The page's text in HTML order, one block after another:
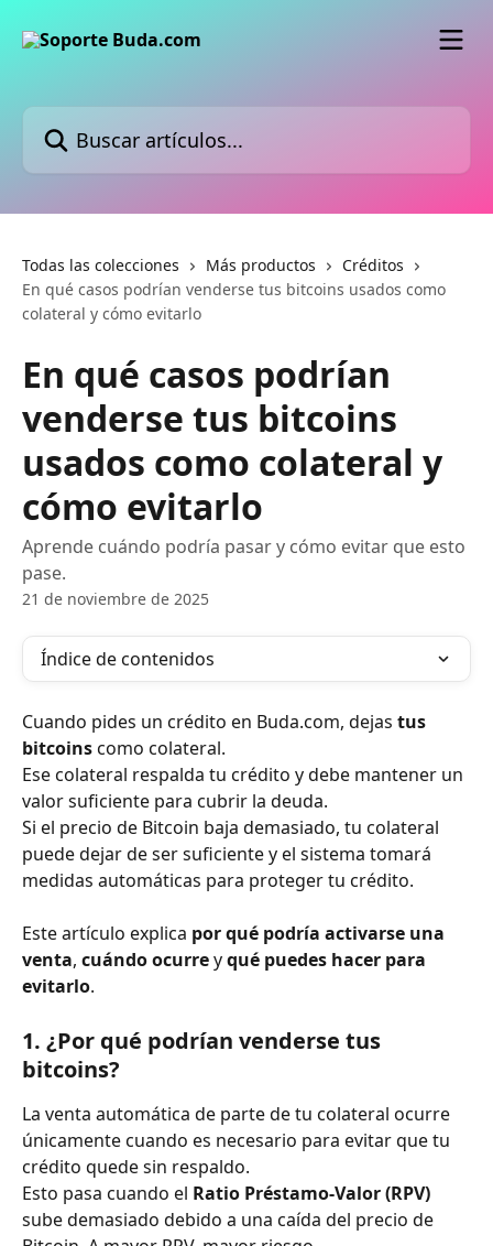
Buscar artículos...
Todas las colecciones Más productos
Créditos
En qué casos podrían venderse tus bitcoins usados como
colateral y cómo evitarlo
En qué casos podrían
venderse tus bitcoins
usados como colateral y
cómo evitarlo
Aprende cuándo podría pasar y cómo evitar que esto
pase.
21 de noviembre de 2025
Índice de contenidos
Cuando pides un crédito en Buda.com, dejas tus
bitcoins como colateral.
Ese colateral respalda tu crédito y debe mantener un
valor suficiente para cubrir la deuda.
Si el precio de Bitcoin baja demasiado, tu colateral
puede dejar de ser suficiente y el sistema tomará
medidas automáticas para proteger tu crédito.
Este artículo explica por qué podría activarse una
venta, cuándo ocurre y qué puedes hacer para
evitarlo.
1. ¿Por qué podrían venderse tus
bitcoins?
La venta automática de parte de tu colateral ocurre
únicamente cuando es necesario para evitar que tu
crédito quede sin respaldo.
Esto pasa cuando el Ratio Préstamo-Valor (RPV)
sube demasiado debido a una caída del precio de